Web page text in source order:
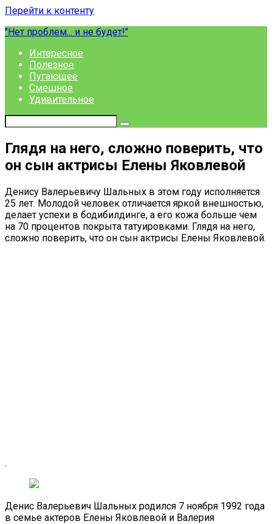
Перейти к контенту
"Нет проблем... и не будет!"
Интересное
Полезное
Пугающее
Смешное
Удивительное
Глядя на него, сложно поверить, что
он сын актрисы Елены Яковлевой
Денису Валерьевичу Шальных в этом году исполняется
25 лет. Молодой человек отличается яркой внешностью,
делает успехи в бодибилдинге, а его кожа больше чем
на 70 процентов покрыта татуировками. Глядя на него,
сложно поверить, что он сын актрисы Елены Яковлевой.
.
Денис Валерьевич Шальных родился 7 ноября 1992 года
в семье актеров Елены Яковлевой и Валерия